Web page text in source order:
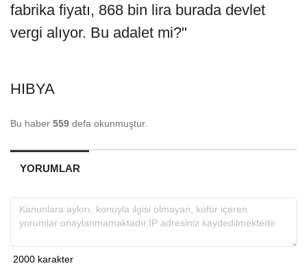
fabrika fiyatı, 868 bin lira burada devlet
vergi alıyor. Bu adalet mi?"
HIBYA
Bu haber 559 defa okunmuştur.
YORUMLAR